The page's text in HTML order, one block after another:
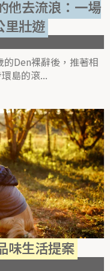
他去流浪：一場
里壯遊
的Den裸辭後，推著相
島的滾
味生活提案